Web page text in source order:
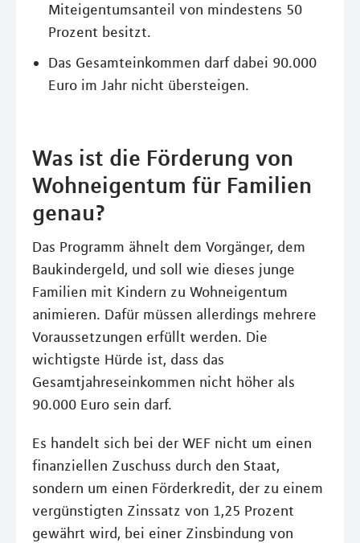
Miteigentumsanteil von mindestens 50
Prozent besitzt.
Das Gesamteinkommen darf dabei 90.000
Euro im Jahr nicht übersteigen.
Was ist die Förderung von
Wohneigentum für Familien
genau?
Das Programm ähnelt dem Vorgänger, dem
Baukindergeld, und soll wie dieses junge
Familien mit Kindern zu Wohneigentum
animieren. Dafür müssen allerdings mehrere
Voraussetzungen erfüllt werden. Die
wichtigste Hürde ist, dass das
Gesamtjahreseinkommen nicht höher als
90.000 Euro sein darf.
Es handelt sich bei der WEF nicht um einen
finanziellen Zuschuss durch den Staat,
sondern um einen Förderkredit, der zu einem
vergünstigten Zinssatz von 1,25 Prozent
gewährt wird, bei einer Zinsbindung von